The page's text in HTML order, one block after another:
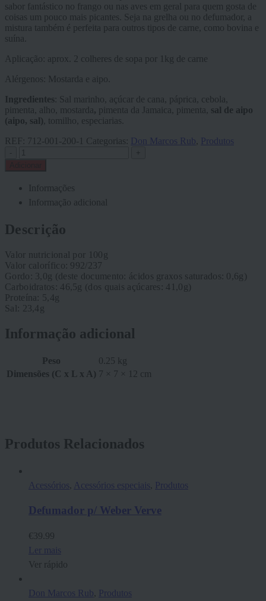
sabor fantástico no frango ou nas aves em geral para quem gosta de
coisas um pouco mais picantes. Seja na grelha ou no defumador, a
mistura também é perfeita para outros tipos de carne, como bovina e
suína.
Aplicação: aprox. 2 colheres de sopa por 1kg de carne
Alérgenos: Mostarda e aipo.
Ingredientes : Sal marinho, açúcar de cana, páprica, cebola,
pimenta, alho, mostarda, pimenta da Jamaica, pimenta, sal de aipo
(aipo, sal) , tomilho, especiarias.
REF: 712-001-200-1 Categorias: Don Marcos Rub Produtos
-
Informações
Informação adicional
Descrição
Valor nutricional por 100g
Valor calorífico: 992/237
Gordo: 3,0g (deste documento: ácidos graxos saturados: 0,6g)
Carboidratos: 46,5g (dos quais açúcares: 41,0g)
Proteína: 5,4g
Sal: 23,4g
Informação adicional
Peso
0.25 kg
Dimensões (C x L x A) 7 × 7 × 12 cm
Produtos Relacionados
Acessórios Acessórios especiais Produtos
Defumador p/ Weber Verve
€
39.99
Ler mais
Ver rápido
Don Marcos Rub Produtos